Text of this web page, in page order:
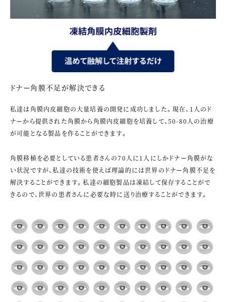
ドナー角膜不足が解決できる
私達は角膜内皮細胞の大量培養の開発に成功しました。現在、1人のド
ナーから提供された角膜から角膜内皮細胞を培養して、50-80人の治療
が可能となる製品を作ることができます。
角膜移植を必要としている患者さんの70人に1人にしかドナー角膜がな
い状況ですが、私達の技術を使えば理論的には世界のドナー角膜不足を
解決することができます。私達の細胞製品は凍結して保存することがで
きるので、世界の患者さんに必要な時に送り治療することができます。